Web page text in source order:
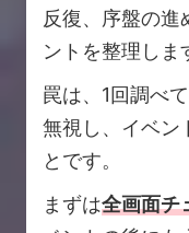
反復、序盤の進
ントを整理しま
罠は、1回調べ
無視し、イベン
とです。
まずは全画面チ